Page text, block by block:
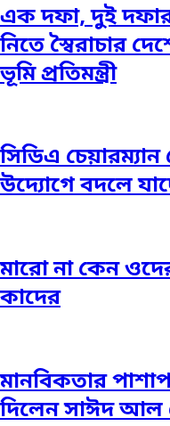
এক দফা, দুই দফার
নিতে স্বৈরাচার
ভূমি প্রতিমন্ত্রী
সিডিএ
উদ্যোগে বদলে
মারো না কেন
কাদের
মানবিকতার
দিলেন সাঈদ আল